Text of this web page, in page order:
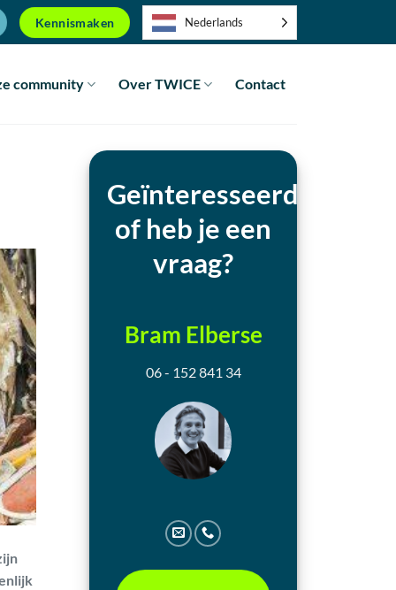
Kennismaken Nederlands
community Over TWICE Contact
Geïnteresseerd
of heb je een
vraag?
Bram Elberse
06 - 152 841 34